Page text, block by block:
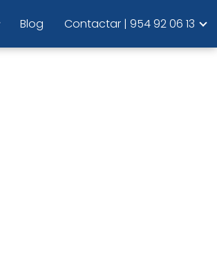
Blog Contactar | 954 92 06 13